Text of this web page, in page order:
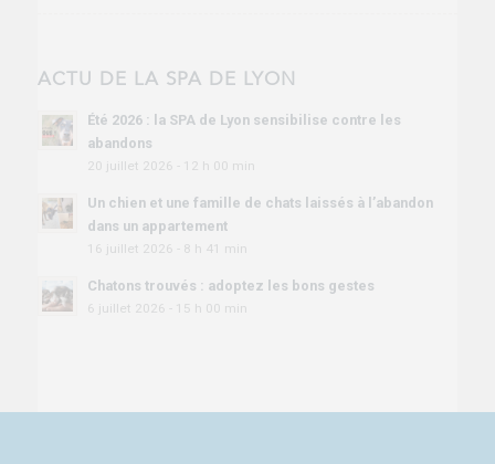
ACTU DE LA SPA DE LYON
Été 2026 : la SPA de Lyon sensibilise contre les
abandons
20 juillet 2026 - 12 h 00 min
Un chien et une famille de chats laissés à l’abandon
dans un appartement
16 juillet 2026 - 8 h 41 min
Chatons trouvés : adoptez les bons gestes
6 juillet 2026 - 15 h 00 min